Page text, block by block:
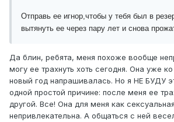
Отправь ее игнор,чтобы у тебя был в
вытянуть ее через пару лет и снова
Да блин, ребята, меня похоже вообще
могу ее трахнуть хоть сегодня. Она уже
новый год напрашивалась. Но я НЕ БУДУ
одной простой причине: после меня ее
другой. Все! Она для меня как
непривлекательна. А общаться с ней